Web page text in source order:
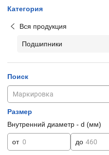
Категория
Вся продукция
Подшипники
Поиск
Размер
Внутренний диаметр - d (мм)
от до